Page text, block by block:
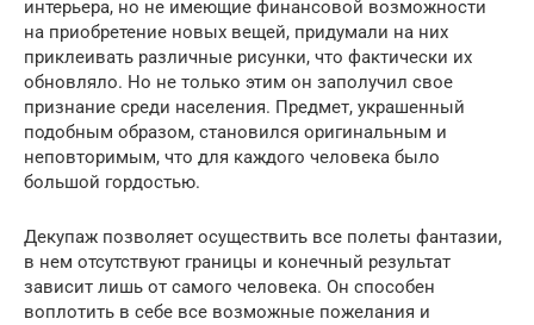
интерьера, но не имеющие финансовой возможности
на приобретение новых вещей, придумали на них
приклеивать различные рисунки, что фактически их
обновляло. Но не только этим он заполучил свое
признание среди населения. Предмет, украшенный
подобным образом, становился оригинальным и
неповторимым, что для каждого человека было
большой гордостью.
Декупаж позволяет осуществить все полеты фантазии,
в нем отсутствуют границы и конечный результат
зависит лишь от самого человека. Он способен
воплотить в себе все возможные пожелания и